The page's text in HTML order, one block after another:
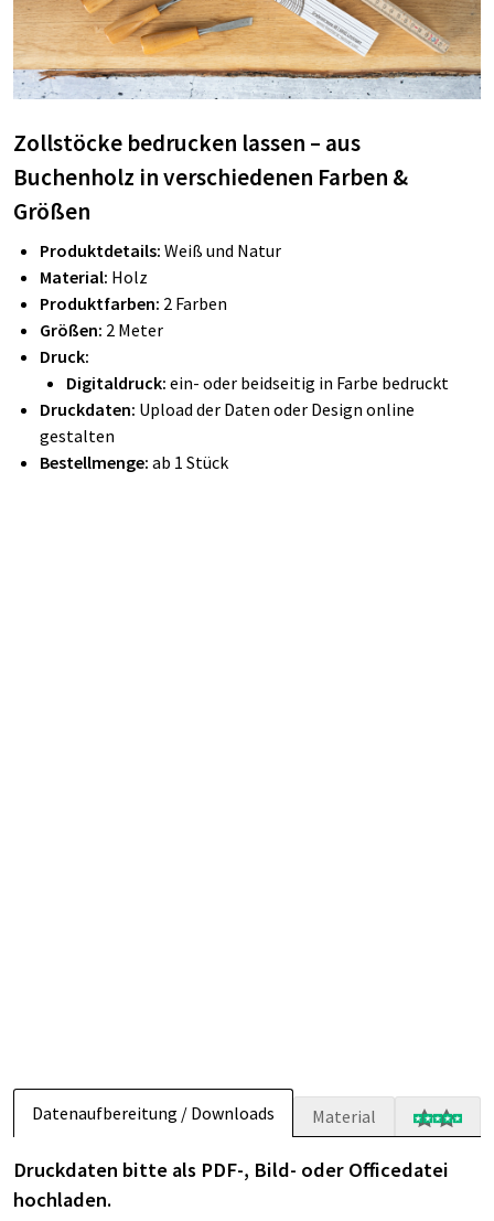
Zollstöcke bedrucken lassen – aus
Buchenholz in verschiedenen Farben &
Größen
Produktdetails: Weiß und Natur
Material: Holz
Produktfarben: 2 Farben
Größen: 2 Meter
Druck:
Digitaldruck: ein- oder beidseitig in Farbe bedruckt
Druckdaten: Upload der Daten oder Design online
gestalten
Bestellmenge: ab 1 Stück
Datenaufbereitung / Downloads Material
Druckdaten bitte als PDF-, Bild- oder Officedatei
hochladen.